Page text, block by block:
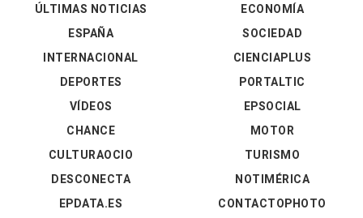
ÚLTIMAS NOTICIAS
ESPAÑA
INTERNACIONAL
DEPORTES
VÍDEOS
ECONOMÍA
SOCIEDAD
CIENCIAPLUS
PORTALTIC
EPSOCIAL
CHANCE
CULTURAOCIO
DESCONECTA
EPDATA.ES
MOTOR
TURISMO
NOTIMÉRICA
CONTACTOPHOTO